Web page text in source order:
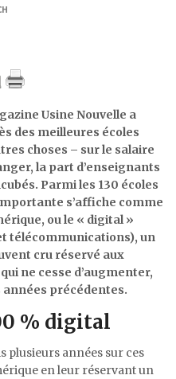
Usine Nouvelle a
des meilleures écoles
choses – sur le salaire
la part d’enseignants
Parmi les 130 écoles
s’affiche comme
ou le « digital »
télécommunications), un
cru réservé aux
ne cesse d’augmenter,
années précédentes.
% digital
plusieurs années sur ces
en leur réservant un